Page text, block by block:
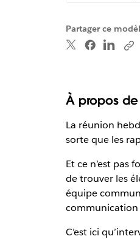
Partager ce
À propos
La réunion
sorte que les
Et ce n’est pas
de trouver les
équipe
communication
C’est ici